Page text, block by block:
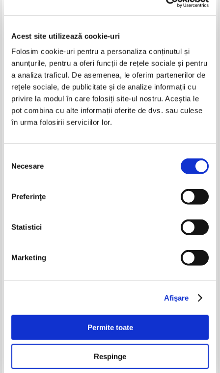
Acest site utilizează cookie-uri
Folosim cookie-uri pentru a personaliza conținutul și
anunțurile, pentru a oferi funcții de rețele sociale și pentru
a analiza traficul. De asemenea, le oferim partenerilor de
rețele sociale, de publicitate și de analize informații cu
privire la modul în care folosiți site-ul nostru. Aceștia le
pot combina cu alte informații oferite de dvs. sau culese
în urma folosirii serviciilor lor.
consimțământului
Necesare
Preferinţe
Statistici
Marketing
Afişare
Permite toate
Respinge
Sidney Sheldon - Stapana pe
situatie
Pret: 10,00Lei 6,50 Lei
Adaugă în coș
Danielle Steel - O data in viata
Pret:10,00Lei 7,00 Lei
Adaugă în coș
Pret:
Lei